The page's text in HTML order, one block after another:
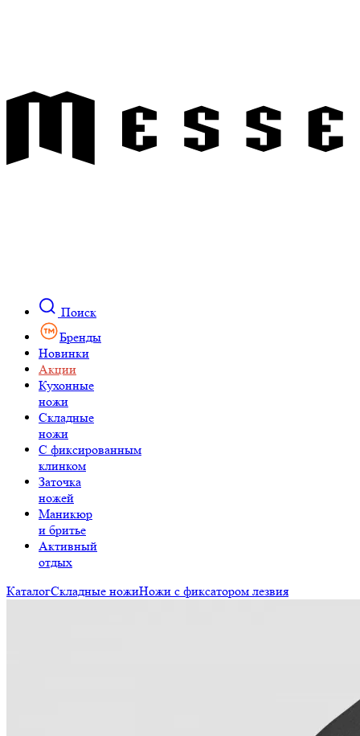
Поиск
Бренды
Новинки
Акции
Кухонные
ножи
Складные
ножи
C фиксированным
клинком
Заточка
ножей
Маникюр
и бритье
Активный
отдых
КаталогСкладные ножиНожи с фиксатором лезвия